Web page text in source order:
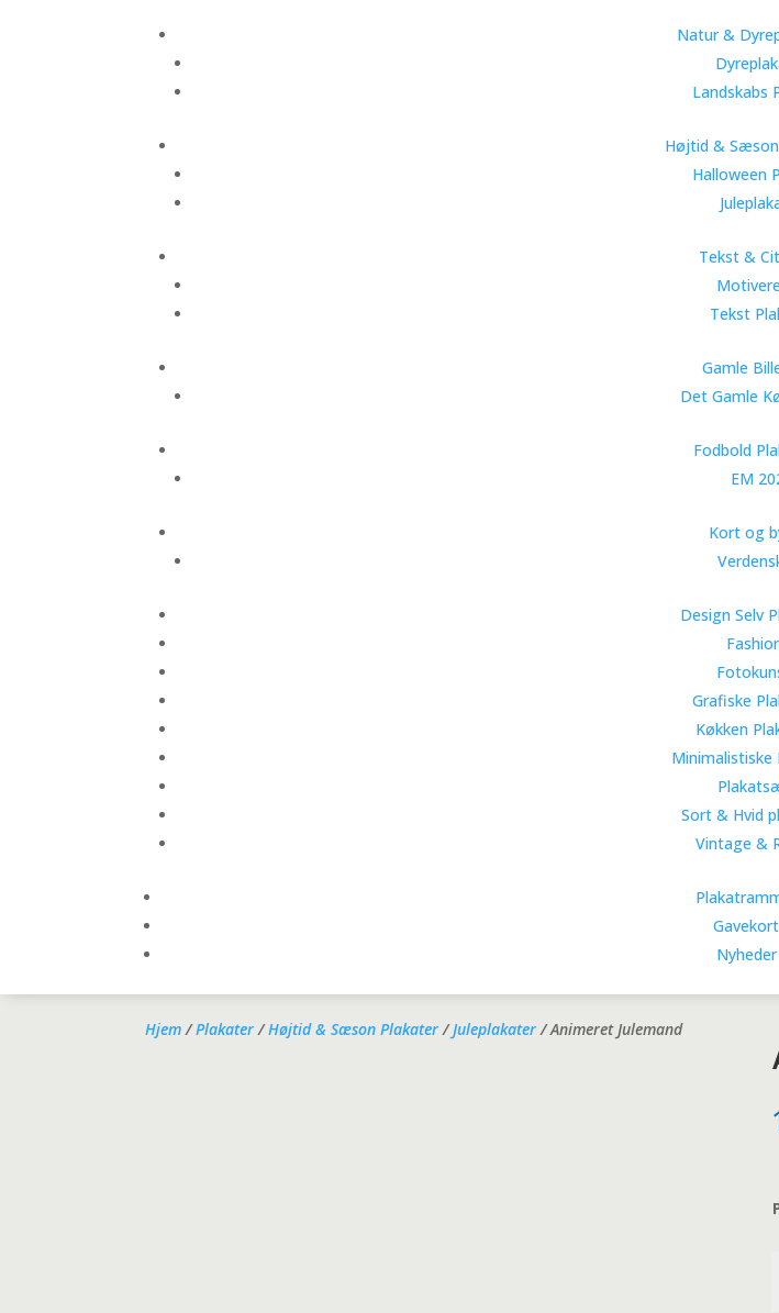
Natur &
Landskabs
Højtid &
Halloween
Tekst &
Tekst
Gamle
Det Gamle
Fodbold
EM
Kort og
Design Selv
Grafiske
Køkken
Minimalistiske
Sort & Hvid
Vintage &
Gavekort
Nyheder
Hjem/Plakater/Højtid & Sæson Plakater/Juleplakater/ Animeret Julemand